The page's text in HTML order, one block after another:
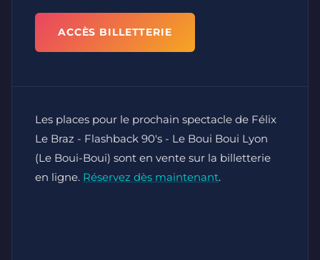
ACCÈS BILLETTERIE
Les places pour le prochain spectacle de Félix
Le Braz - Flashback 90's - Le Boui Boui Lyon
(Le Boui-Boui) sont en vente sur la billetterie
en ligne. Réservez dès maintenant.